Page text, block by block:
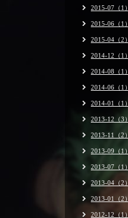
2015-07（1）
2015-06（1）
2015-04（2）
2014-12（1）
2014-08（1）
2014-06（1）
2014-01（1）
2013-12（3）
2013-11（2）
2013-09（1）
2013-07（1）
2013-04（2）
2013-01（2）
2012-12（1）